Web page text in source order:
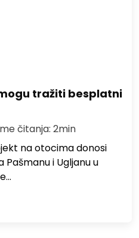
tražiti besplatni
čitanja: 2min
na otocima donosi
i Ugljanu u